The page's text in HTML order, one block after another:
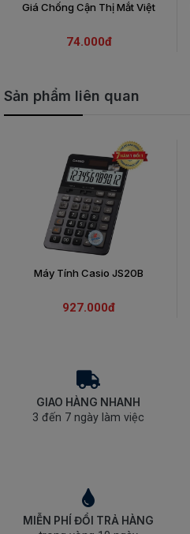
Giá Chống Cận Thị Mắt Việt
74.000đ
Sản phẩm liên quan
Máy Tính Casio JS20B
927.000đ
GIAO HÀNG NHANH
3 đến 7 ngày làm việc
MIỄN PHÍ ĐỔI TRẢ HÀNG